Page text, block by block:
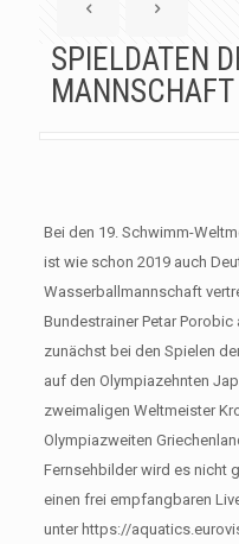
SPIELDATEN
Bei den 19. Schwimm-
ist wie schon 2019 auch
Wasserballmannschaft
Bundestrainer Petar
zunächst bei den Spielen
auf den Olympiazehnten
zweimaligen Weltmeister
Olympiazweiten
Fernsehbilder wird es nicht
einen frei empfangbaren
unter https://